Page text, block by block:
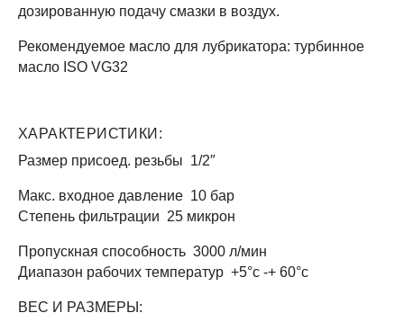
дозированную подачу смазки в воздух.
Рекомендуемое масло для лубрикатора: турбинное
масло ISO VG32
ХАРАКТЕРИСТИКИ:
Размер присоед. резьбы 1/2″
Макс. входное давление 10 бар
Степень фильтрации 25 микрон
Пропускная способность 3000 л/мин
Диапазон рабочих температур +5°с -+ 60°с
ВЕС И РАЗМЕРЫ: